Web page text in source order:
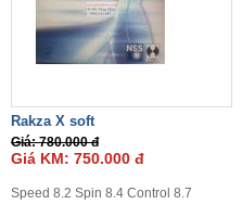
Rakza X soft
Giá: 780.000 đ
Giá KM: 750.000 đ
Speed 8.2 Spin 8.4 Control 8.7